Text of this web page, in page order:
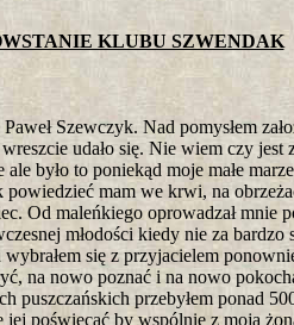
KLUBU SZWENDAK
Szewczyk. Nad pomysłem
udało się. Nie wiem czy
ale było to poniekąd moje małe
powiedzieć mam we krwi, na
Od maleńkiego oprowadzał mnie
młodości kiedy nie za bardzo
się z przyjacielem
na nowo poznać i na nowo
puszczańskich przebyłem ponad
jej poświęcać by wspólnie z moją